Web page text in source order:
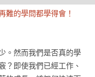
難的學問都學得會！
。然而我們是否真的學
？即使我們已經工作、